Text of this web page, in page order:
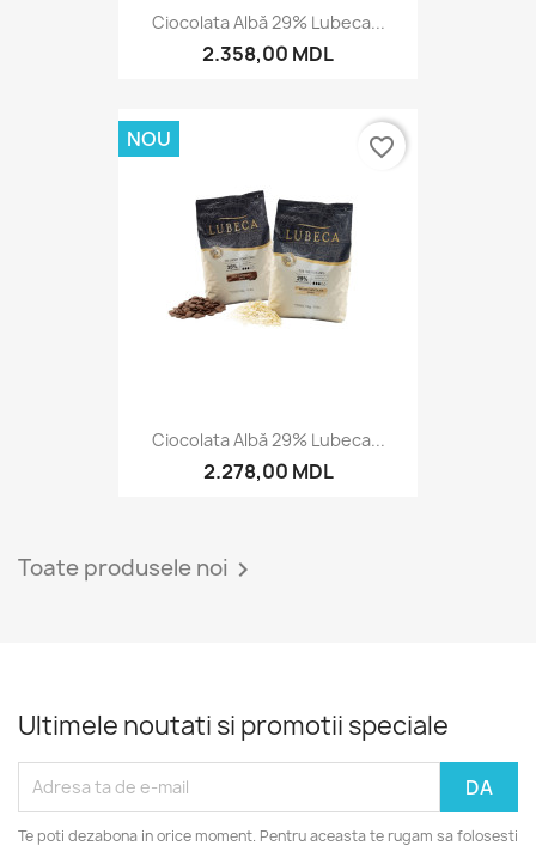
Ciocolata Albă 29% Lubeca...
2.358,00 MDL
Ciocolata Albă 29% Lubeca...
2.278,00 MDL
NOU favorite_border
Toate produsele noi 
Ultimele noutati si promotii speciale
Te poti dezabona in orice moment. Pentru aceasta te rugam sa folosesti